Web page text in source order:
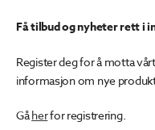
Få tilbud og nyheter rett i
Register deg for å motta
informasjon om nye
Gåherfor registrering.